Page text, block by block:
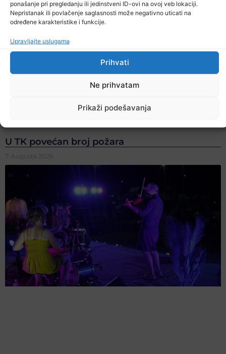
ponašanje pri pregledanju ili jedinstveni ID-ovi na ovoj veb lokaciji.
Nepristanak ili povlačenje saglasnosti može negativno uticati na
određene karakteristike i funkcije.
Upravljajte uslugama
Prihvati
Ne prihvatam
Prikaži podešavanja
U TK povećan broj požara
7. Augusta 2026.